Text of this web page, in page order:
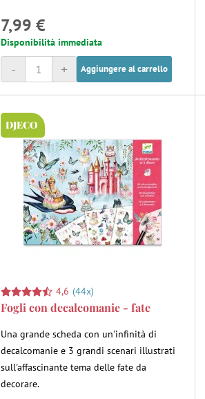
7,99 €
Disponibilità immediata
+
- Aggiungere al carrello
DJECO
4,6 (44x)
Fogli con decalcomanie - fate
Una grande scheda con un'infinità di
decalcomanie e 3 grandi scenari illustrati
sull'affascinante tema delle fate da
decorare.